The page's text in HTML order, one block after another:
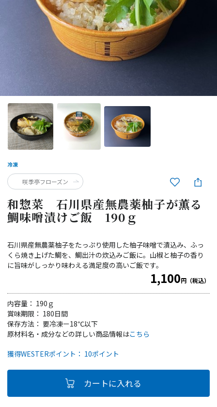
和惣菜 石川県産無農薬柚子が薫る
鯛味噌漬けご飯 190ｇ
石川県産無農薬柚子をたっぷり使用した柚子味噌で漬込み、ふっ
くら焼き上げた鯛を、鯛出汁の炊込みご飯に。山椒と柚子の香り
に旨味がしっかり味わえる満足度の高いご飯です。
1,100円（税込）
内容量： 190ｇ
賞味期限： 180日間
保存方法： 要冷凍ー18℃以下
獲得WESTERポイント： 10ポイント
原材料名・成分などの詳しい商品情報はこちら
咲季亭フローズン